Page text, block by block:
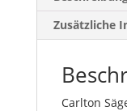
Zusätzliche
Carlton